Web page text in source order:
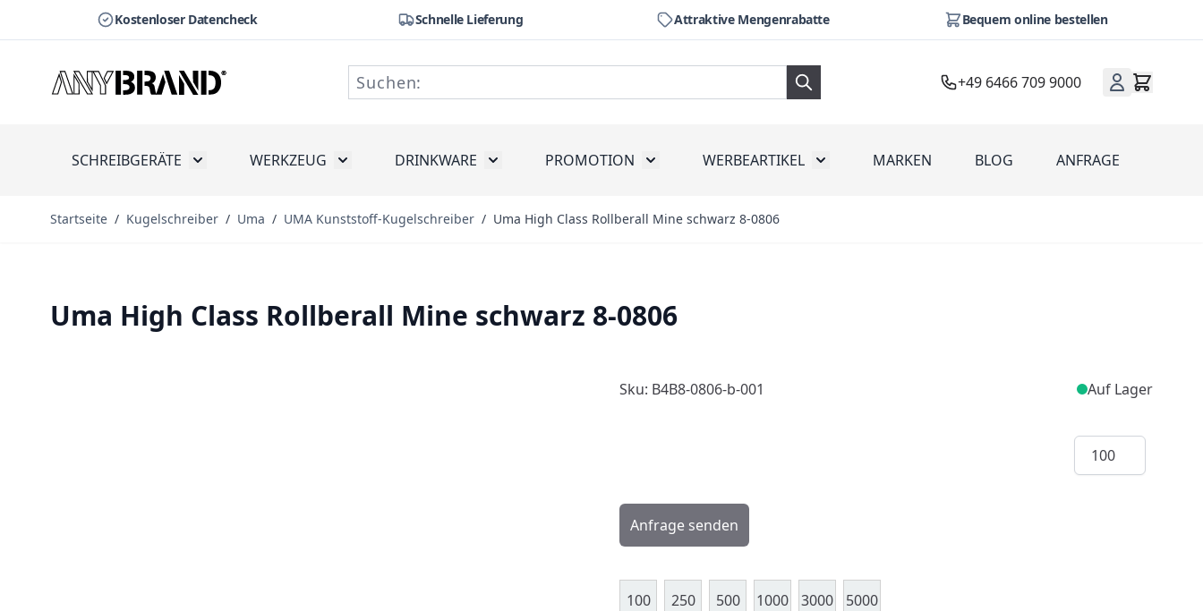
Kostenloser Datencheck Schnelle Lieferung Attraktive Mengenrabatte Bequem online bestellen
+49 6466 709 9000
SCHREIBGERÄTE Toggle submenu for Schreibgeräte
WERKZEUG Toggle submenu for Werkzeug
DRINKWARE Toggle submenu for Drinkware
PROMOTION Toggle submenu for Promotion
WERBEARTIKEL Toggle submenu for Werbeartikel
MARKEN BLOG ANFRAGE
Startseite / Kugelschreiber / Uma / UMA Kunststoff-Kugelschreiber / Uma High Class Rollberall Mine schwarz 8-0806
Uma High Class Rollberall Mine schwarz 8-0806
Sku: B4B8-0806-b-001 Auf Lager
Menge
Anfrage senden
100 250 500 1000 3000 5000